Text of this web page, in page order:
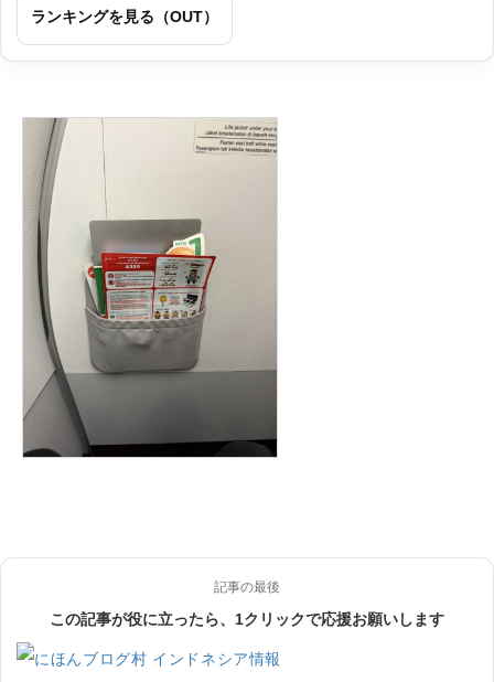
ランキングを見る（OUT）
記事の最後
この記事が役に立ったら、1クリックで応援お願いします